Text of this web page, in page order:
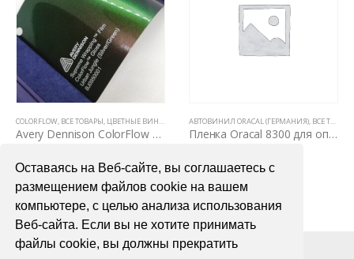
Оставаясь на Веб-сайте, вы соглашаетесь с
размещением файлов cookie на вашем
компьютере, с целью анализа использования
Веб-сайта. Если вы не хотите принимать
файлы cookie, вы должны прекратить
ПЛЕНКИ
АВТОВИНИЛ ORACAL (ГЕРМАНИЯ),ВСЕ ТОВАРЫ ,ЦВЕТНЫЕ ВИНИЛОВЫЕ ПЛЕНКИ
В КОРЗИНУ
ВСЕ ТОВАРЫ,ПЛЕНКИ С ФАКТУРОЙ ДЕРЕВА И КОЖИ